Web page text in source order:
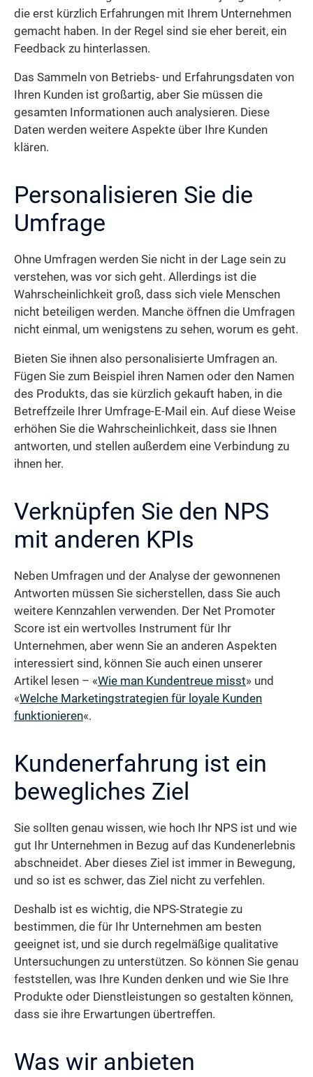
die erst kürzlich Erfahrungen mit Ihrem Unternehmen
gemacht haben. In der Regel sind sie eher bereit, ein
Feedback zu hinterlassen.
Das Sammeln von Betriebs- und Erfahrungsdaten von
Ihren Kunden ist großartig, aber Sie müssen die
gesamten Informationen auch analysieren. Diese
Daten werden weitere Aspekte über Ihre Kunden
klären.
Personalisieren Sie die
Umfrage
Ohne Umfragen werden Sie nicht in der Lage sein zu
verstehen, was vor sich geht. Allerdings ist die
Wahrscheinlichkeit groß, dass sich viele Menschen
nicht beteiligen werden. Manche öffnen die Umfragen
nicht einmal, um wenigstens zu sehen, worum es geht.
Bieten Sie ihnen also personalisierte Umfragen an.
Fügen Sie zum Beispiel ihren Namen oder den Namen
des Produkts, das sie kürzlich gekauft haben, in die
Betreffzeile Ihrer Umfrage-E-Mail ein. Auf diese Weise
erhöhen Sie die Wahrscheinlichkeit, dass sie Ihnen
antworten, und stellen außerdem eine Verbindung zu
ihnen her.
Verknüpfen Sie den NPS
mit anderen KPIs
Neben Umfragen und der Analyse der gewonnenen
Antworten müssen Sie sicherstellen, dass Sie auch
weitere Kennzahlen verwenden. Der Net Promoter
Score ist ein wertvolles Instrument für Ihr
Unternehmen, aber wenn Sie an anderen Aspekten
interessiert sind, können Sie auch einen unserer
Artikel lesen – «Wie man Kundentreue misst» und
«Welche Marketingstrategien für loyale Kunden
funktionieren«.
Kundenerfahrung ist ein
bewegliches Ziel
Sie sollten genau wissen, wie hoch Ihr NPS ist und wie
gut Ihr Unternehmen in Bezug auf das Kundenerlebnis
abschneidet. Aber dieses Ziel ist immer in Bewegung,
und so ist es schwer, das Ziel nicht zu verfehlen.
Deshalb ist es wichtig, die NPS-Strategie zu
bestimmen, die für Ihr Unternehmen am besten
geeignet ist, und sie durch regelmäßige qualitative
Untersuchungen zu unterstützen. So können Sie genau
feststellen, was Ihre Kunden denken und wie Sie Ihre
Produkte oder Dienstleistungen so gestalten können,
dass sie ihre Erwartungen übertreffen.
Was wir anbieten